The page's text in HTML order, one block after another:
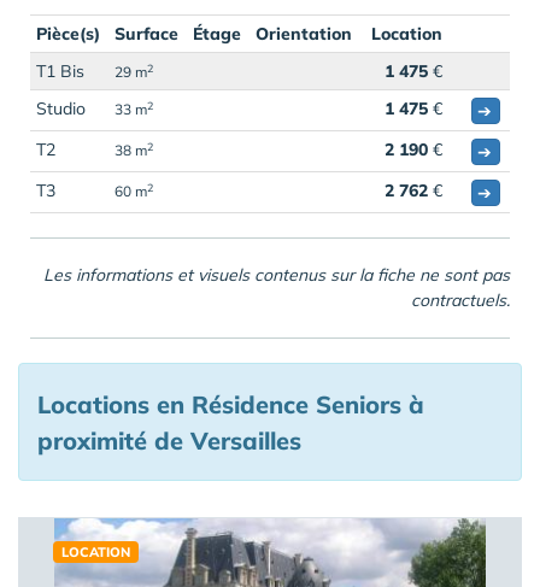
Pièce(s) Surface Étage Orientation
Location
T1 Bis
29 m2 1 475 €
Studio
33 m2 1 475 €
➔
T2
38 m2 2 190 €
➔
T3
60 m2 2 762 € ➔
Les informations et visuels contenus sur la fiche ne sont pas
contractuels.
Locations en Résidence Seniors à
proximité de Versailles
LOCATION